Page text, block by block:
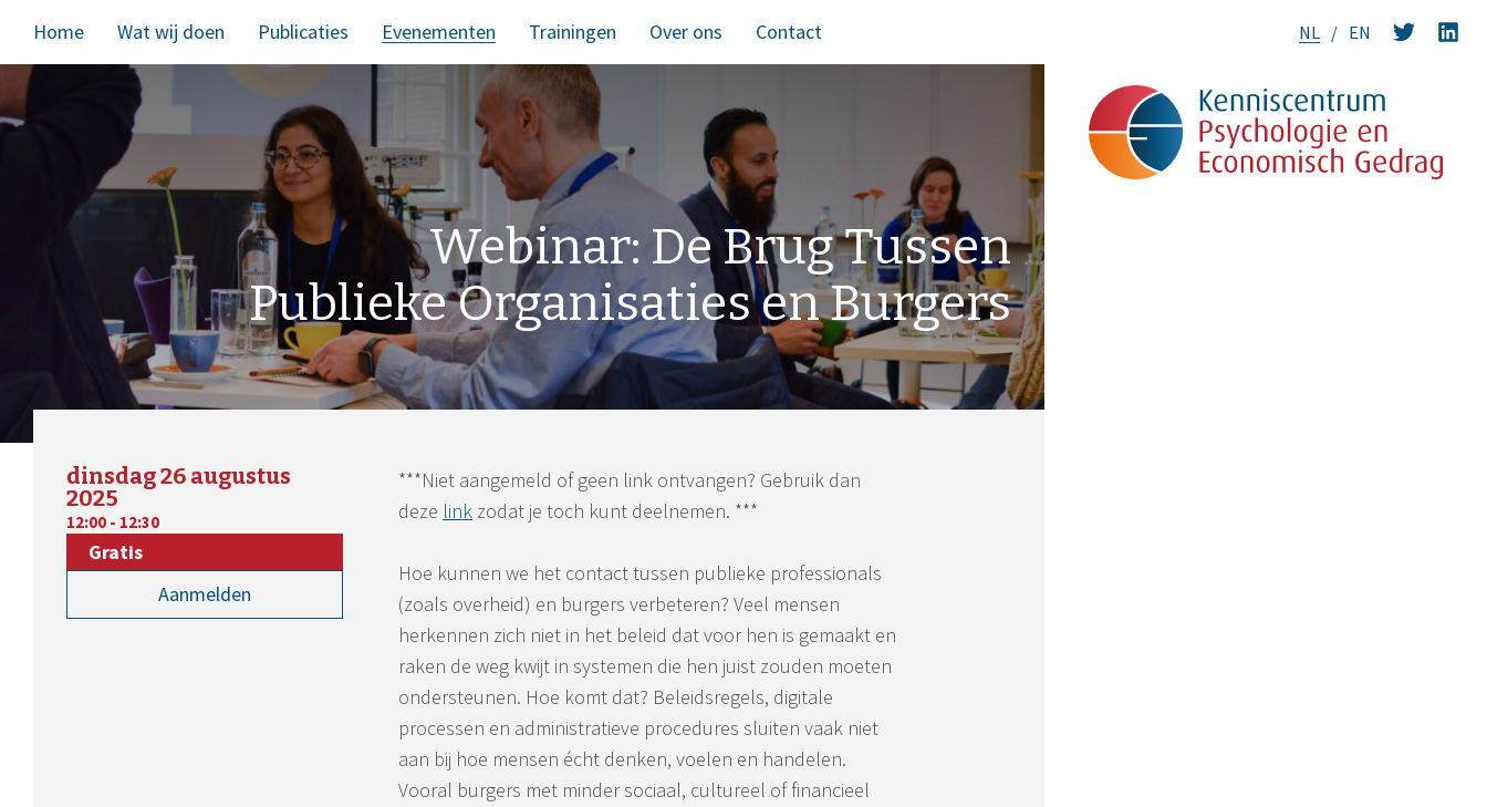
Home Wat wij doen Publicaties Evenementen Trainingen Over ons Contact NL EN
Webinar: De Brug Tussen
Publieke Organisaties en Burgers
dinsdag 26 augustus
2025
12:00 - 12:30
Gratis
Aanmelden
***Niet aangemeld of geen link ontvangen? Gebruik dan
deze link zodat je toch kunt deelnemen. ***
Hoe kunnen we het contact tussen publieke professionals
(zoals overheid) en burgers verbeteren? Veel mensen
herkennen zich niet in het beleid dat voor hen is gemaakt en
raken de weg kwijt in systemen die hen juist zouden moeten
ondersteunen. Hoe komt dat? Beleidsregels, digitale
processen en administratieve procedures sluiten vaak niet
aan bij hoe mensen écht denken, voelen en handelen.
Vooral burgers met minder sociaal, cultureel of financieel